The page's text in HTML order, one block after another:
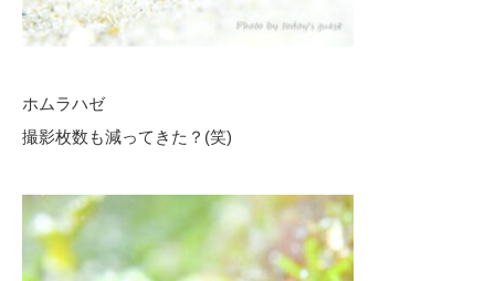
ホムラハゼ
撮影枚数も減ってきた？(笑)